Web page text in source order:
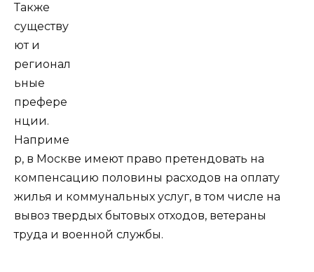
Также
существу
ют и
регионал
ьные
префере
нции.
Наприме
р, в Москве имеют право претендовать на
компенсацию половины расходов на оплату
жилья и коммунальных услуг, в том числе на
вывоз твердых бытовых отходов, ветераны
труда и военной службы.